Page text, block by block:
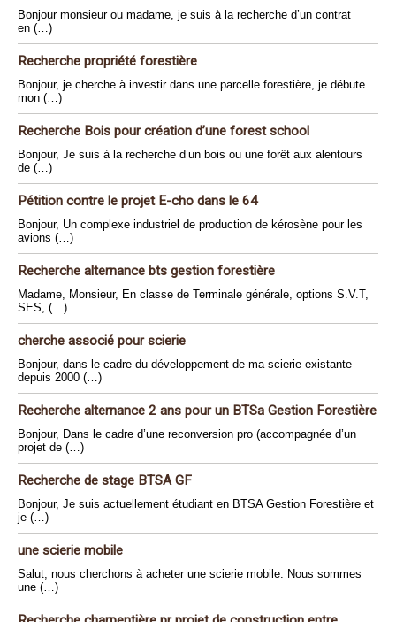
Bonjour monsieur ou madame, je suis à la recherche d’un contrat
en (…)
Recherche propriété forestière
Bonjour, je cherche à investir dans une parcelle forestière, je débute
mon (…)
Recherche Bois pour création d’une forest school
Bonjour, Je suis à la recherche d’un bois ou une forêt aux alentours
de (…)
Pétition contre le projet E-cho dans le 64
Bonjour, Un complexe industriel de production de kérosène pour les
avions (…)
Recherche alternance bts gestion forestière
Madame, Monsieur, En classe de Terminale générale, options S.V.T,
SES, (…)
cherche associé pour scierie
Bonjour, dans le cadre du développement de ma scierie existante
depuis 2000 (…)
Recherche alternance 2 ans pour un BTSa Gestion Forestière
Bonjour, Dans le cadre d’une reconversion pro (accompagnée d’un
projet de (…)
Recherche de stage BTSA GF
Bonjour, Je suis actuellement étudiant en BTSA Gestion Forestière et
je (…)
une scierie mobile
Salut, nous cherchons à acheter une scierie mobile. Nous sommes
une (…)